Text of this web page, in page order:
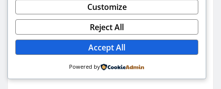
LED su atskirais kanalais ir valdymu bus geriausias.
Galite daryti atskiras zonas: vienos šviečia naktį,
kitos – tik vakare.
nes vėliau perdaryti visada brangiau ir erziau.
Customize
Reject All
Accept All
Powered by